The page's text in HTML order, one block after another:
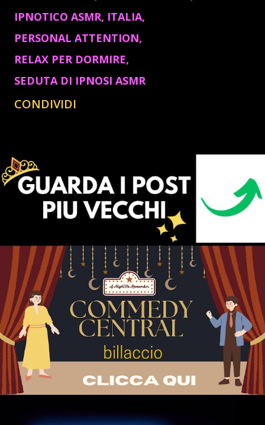
IPNOTICO ASMR ITALIA
PERSONAL ATTENTION
RELAX PER DORMIRE
SEDUTA DI IPNOSI ASMR
CONDIVIDI